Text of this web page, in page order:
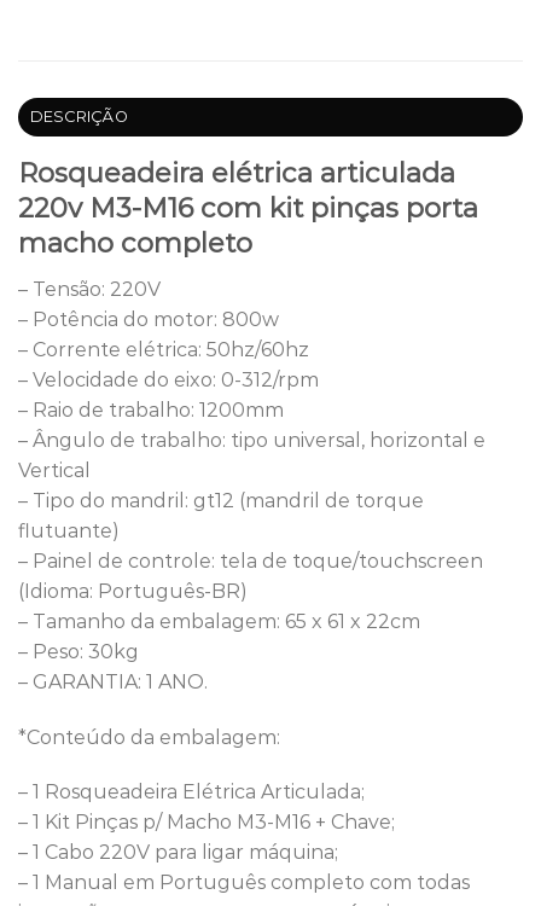
DESCRIÇÃO
Rosqueadeira elétrica articulada
220v M3-M16 com kit pinças porta
macho completo
– Tensão: 220V
– Potência do motor: 800w
– Corrente elétrica: 50hz/60hz
– Velocidade do eixo: 0-312/rpm
– Raio de trabalho: 1200mm
– Ângulo de trabalho: tipo universal, horizontal e
Vertical
– Tipo do mandril: gt12 (mandril de torque
flutuante)
– Painel de controle: tela de toque/touchscreen
(Idioma: Português-BR)
– Tamanho da embalagem: 65 x 61 x 22cm
– Peso: 30kg
– GARANTIA: 1 ANO.
*Conteúdo da embalagem:
– 1 Rosqueadeira Elétrica Articulada;
– 1 Kit Pinças p/ Macho M3-M16 + Chave;
– 1 Cabo 220V para ligar máquina;
– 1 Manual em Português completo com todas